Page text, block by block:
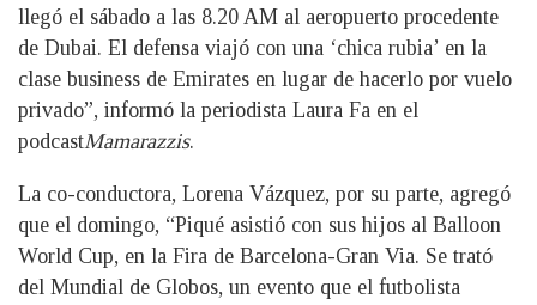
llegó el sábado a las 8.20 AM al aeropuerto procedente
de Dubai. El defensa viajó con una ‘chica rubia’ en la
clase business de Emirates en lugar de hacerlo por vuelo
privado”, informó la periodista Laura Fa en el
podcastMamarazzis.
La co-conductora, Lorena Vázquez, por su parte, agregó
que el domingo, “Piqué asistió con sus hijos al Balloon
World Cup, en la Fira de Barcelona-Gran Via. Se trató
del Mundial de Globos, un evento que el futbolista